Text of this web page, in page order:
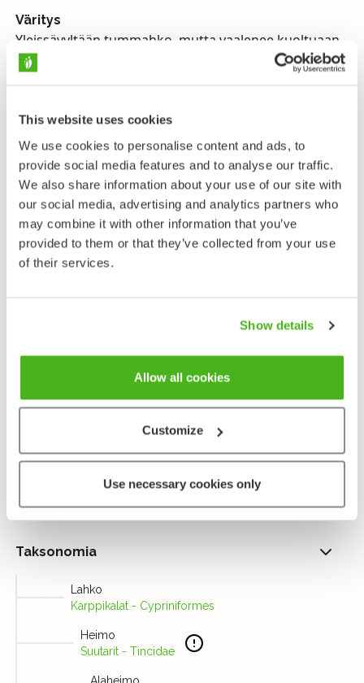
This website uses cookies
We use cookies to personalise content and ads, to
provide social media features and to analyse our traffic.
We also share information about your use of our site with
our social media, advertising and analytics partners who
may combine it with other information that you’ve
provided to them or that they’ve collected from your use
of their services.
Show details
Allow all cookies
Customize
Use necessary cookies only
Väritys
Yleissävyltään tummahko, mutta vaalenee kuoltuaan.
Selän ja kylkien väri on oliivinvihreä, pronssiin
vivahtava, vatsa on keltainen. Silmä on punainen ja
Kutee ruohikkoiselle pohjalle, kun vesi on 18–20
astetta eli yleensä vasta kesä–heinäkuussa.
Ravinto
Pohjaeläimet.
Levinneisyys ja elinympäristö
eteläsuomalaisten järvien ja Suomenlahden
sisälahtien kala. Laji on tyypillinen pohjan tonkija, joka
ei juuri pintaveteen vaivaudu. Suutari kestää
ruutanan lailla, mutta kylmälle se on arka.
Taksonomia
Lahko
Karppikalat - Cypriniformes
Heimo
Suutarit - Tincidae
Alaheimo